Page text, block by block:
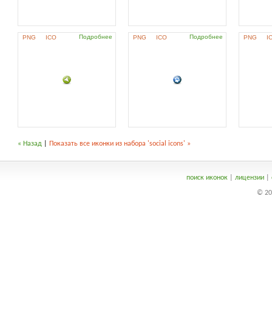
PNG ICO Подробнее PNG ICO Подробнее PNG
« Назад Показать все иконки из набора 'social icons' »
поиск иконок| лицензии|
©